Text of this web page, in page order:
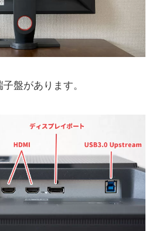
盤があります。